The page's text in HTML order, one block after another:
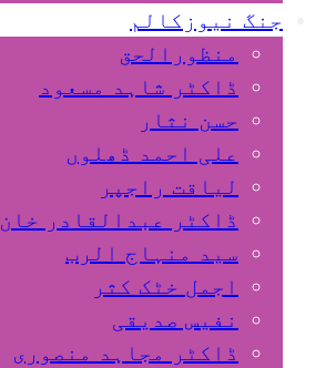
جنگ نیوزکالم
منظورالحق
ڈاکٹر شاہد مسعود
حسن نثار
علی احمد ڈھلوں
لیاقت راجپر
ڈاکٹر عبدالقادر خان
سید منہاج الرب
اجمل خٹک کثر
نفیس صدیقی
ڈاکٹر مجاہد منصوری